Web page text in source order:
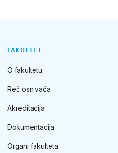
FAKULTET
O fakultetu
Reč osnivača
Akreditacija
Dokumentacija
Organi fakulteta